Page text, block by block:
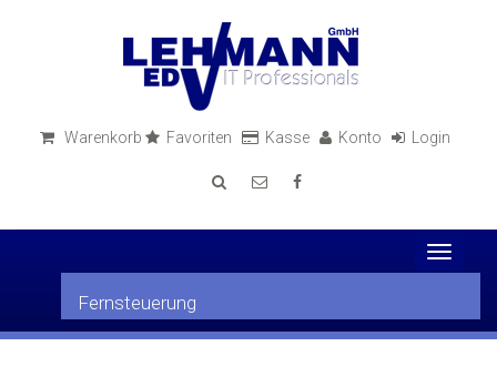
Warenkorb Favoriten Kasse Konto Login
Toggle
Fernsteuerung